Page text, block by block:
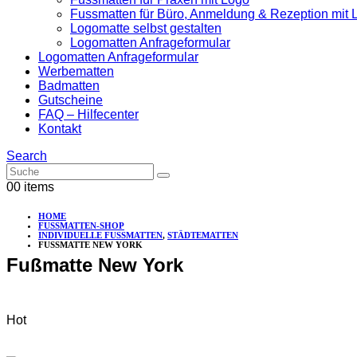
Fussmatten für Büro, Anmeldung & Rezeption mit
Logomatte selbst gestalten
Logomatten Anfrageformular
Logomatten Anfrageformular
Werbematten
Badmatten
Gutscheine
FAQ – Hilfecenter
Kontakt
Search
00 items
HOME
FUSSMATTEN-SHOP
INDIVIDUELLE FUSSMATTEN, STÄDTEMATTEN
FUSSMATTE NEW YORK
Fußmatte New York
Hot